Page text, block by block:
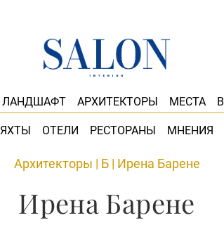
ЛАНДШАФТ АРХИТЕКТОРЫ МЕСТА
ЯХТЫ ОТЕЛИ РЕСТОРАНЫ МНЕНИЯ
Архитекторы | Б | Ирена Барене
Ирена Барене